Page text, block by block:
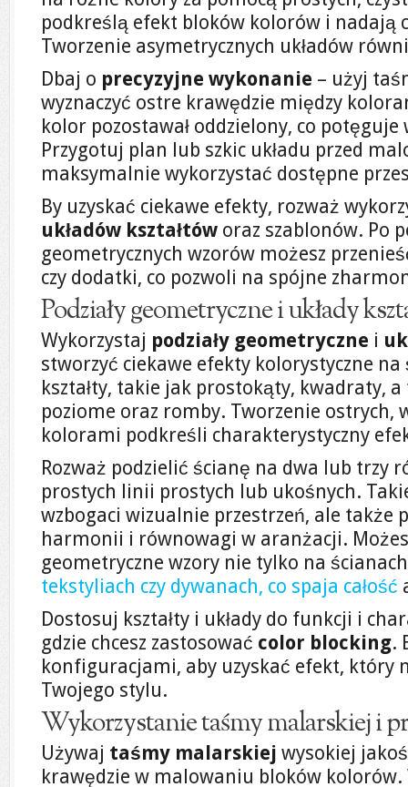
podkreślą efekt bloków kolorów i nadają
Tworzenie asymetrycznych układów
Dbaj o precyzyjne wykonanie – użyj
wyznaczyć ostre krawędzie między
kolor pozostawał oddzielony, co
Przygotuj plan lub szkic układu przed
maksymalnie wykorzystać dostępne
By uzyskać ciekawe efekty, rozważ
układów kształtów oraz szablonów. Po
geometrycznych wzorów możesz
czy dodatki, co pozwoli na spójne
Podziały geometryczne i układy
Wykorzystaj podziały geometryczne i
stworzyć ciekawe efekty kolorystyczne
kształty, takie jak prostokąty, kwadraty,
poziome oraz romby. Tworzenie ostrych,
kolorami podkreśli charakterystyczny
Rozważ podzielić ścianę na dwa lub trzy
prostych linii prostych lub ukośnych.
wzbogaci wizualnie przestrzeń, ale także
harmonii i równowagi w aranżacji.
geometryczne wzory nie tylko na
tekstyliach czy dywanach, co spaja całość
Dostosuj kształty i układy do funkcji i
gdzie chcesz zastosować color blocking.
konfiguracjami, aby uzyskać efekt, który
Twojego stylu.
Wykorzystanie taśmy malarskiej i
Używaj taśmy malarskiej wysokiej
krawędzie w malowaniu bloków kolorów.